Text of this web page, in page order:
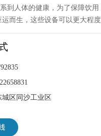
而生，这些设备可以更大程度
水，为了减少污染
EDI（电子去离子）净水设备
。EDI系统水是生物们存活的
区同沙工业区